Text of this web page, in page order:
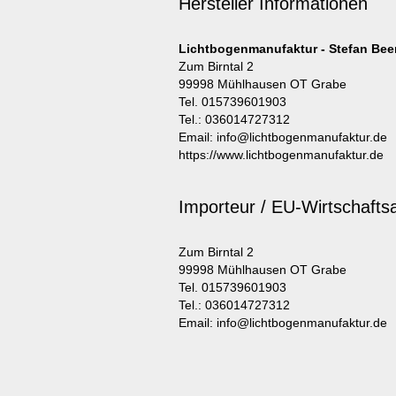
Lichtbogenmanufaktur - Stefan
Zum Birntal 2
99998 Mühlhausen OT Grabe
Tel. 015739601903
Tel.: 036014727312
Email: info@lichtbogenmanufaktur.de
https://www.lichtbogenmanufaktur.de
Importeur / EU-
Zum Birntal 2
99998 Mühlhausen OT Grabe
Tel. 015739601903
Tel.: 036014727312
Email: info@lichtbogenmanufaktur.de